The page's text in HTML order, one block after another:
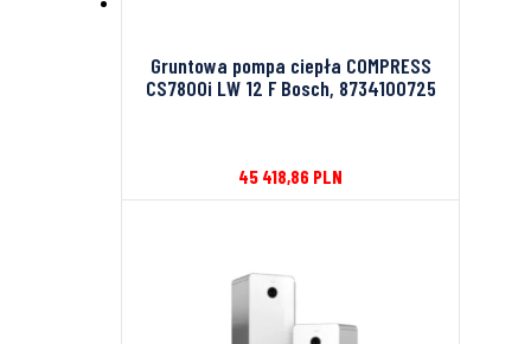
Gruntowa pompa ciepła COMPRESS
CS7800i LW 12 F Bosch, 8734100725
45 418,86 PLN